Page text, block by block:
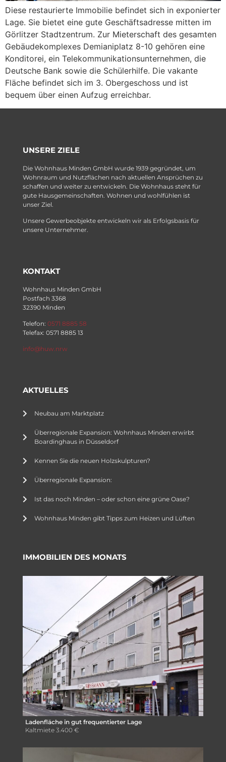
Diese restaurierte Immobilie befindet sich in exponierter
Lage. Sie bietet eine gute Geschäftsadresse mitten im
Görlitzer Stadtzentrum. Zur Mieterschaft des gesamten
Gebäudekomplexes Demianiplatz 8-10 gehören eine
Konditorei, ein Telekommunikationsunternehmen, die
Deutsche Bank sowie die Schülerhilfe. Die vakante
Fläche befindet sich im 3. Obergeschoss und ist
bequem über einen Aufzug erreichbar.
UNSERE ZIELE
Die Wohnhaus Minden GmbH wurde 1939 gegründet, um
Wohnraum und Nutzflächen nach aktuellen Ansprüchen zu
schaffen und weiter zu entwickeln. Die Wohnhaus steht für
gute Hausgemeinschaften. Wohnen und wohlfühlen ist
unser Ziel.
Unsere Gewerbeobjekte entwickeln wir als Erfolgsbasis für
unsere Unternehmer.
KONTAKT
Wohnhaus Minden GmbH
Postfach 3368
32390 Minden
Telefon: 0571 8885 58
Telefax: 0571 8885 13
info@huw.nrw
AKTUELLES
Neubau am Marktplatz
Überregionale Expansion: Wohnhaus Minden erwirbt
Boardinghaus in Düsseldorf
Kennen Sie die neuen Holzskulpturen?
Überregionale Expansion:
Ist das noch Minden – oder schon eine grüne Oase?
Wohnhaus Minden gibt Tipps zum Heizen und Lüften
IMMOBILIEN DES MONATS
Ladenfläche in gut frequentierter Lage
Kaltmiete 3.400 €